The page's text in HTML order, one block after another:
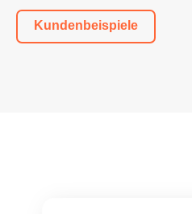
Kundenbeispiele